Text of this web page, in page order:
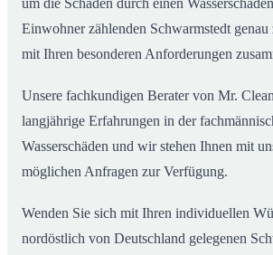
um die Schäden durch einen
Einwohner zählenden Schwarmstedt
mit Ihren besonderen Anforderungen
Unsere fachkundigen Berater von Mr.
langjährige Erfahrungen in der
Wasserschäden und wir stehen Ihnen mit
möglichen Anfragen zur Verfügung.
Wenden Sie sich mit Ihren individuellen
nordöstlich von Deutschland gelegenen